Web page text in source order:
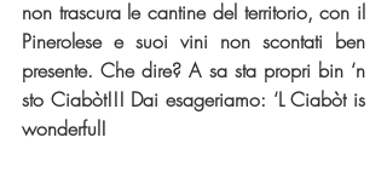
non trascura le cantine del territorio, con il
Pinerolese e suoi vini non scontati ben
presente. Che dire? A sa sta propri bin ‘n
sto Ciabòt!!! Dai esageriamo: ‘L Ciabòt is
wonderful!